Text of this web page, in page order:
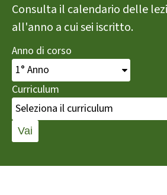
Consulta il calendario delle
all'anno a cui sei iscritto.
Anno di corso
Curriculum
Vai